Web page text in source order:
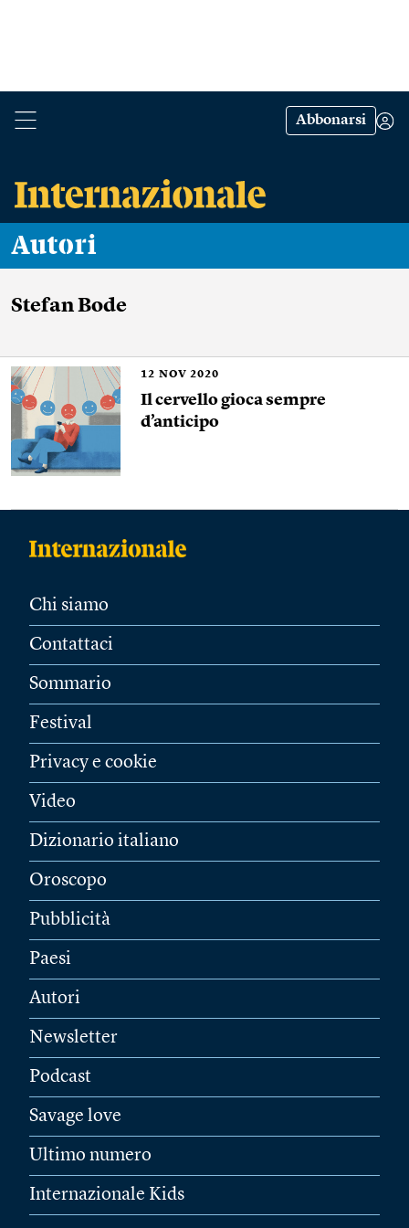
Abbonarsi
Autori
Stefan Bode
12 NOV 2020
Il cervello gioca sempre
d’anticipo
Chi siamo
Contattaci
Sommario
Festival
Privacy e cookie
Video
Dizionario italiano
Oroscopo
Pubblicità
Paesi
Autori
Newsletter
Podcast
Savage love
Ultimo numero
Internazionale Kids